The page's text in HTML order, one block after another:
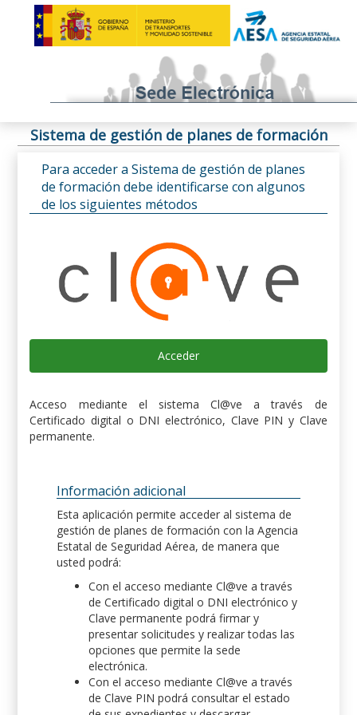
Sistema de gestión de planes de formación
Para acceder a Sistema de gestión de planes
de formación debe identificarse con algunos
de los siguientes métodos
Acceder
Acceso mediante el sistema Cl@ve a través de
Certificado digital o DNI electrónico, Clave PIN y Clave
permanente.
Información adicional
Esta aplicación permite acceder al sistema de
gestión de planes de formación con la Agencia
Estatal de Seguridad Aérea, de manera que
usted podrá:
Con el acceso mediante Cl@ve a través
de Certificado digital o DNI electrónico y
Clave permanente podrá firmar y
presentar solicitudes y realizar todas las
opciones que permite la sede
electrónica.
Con el acceso mediante Cl@ve a través
de Clave PIN podrá consultar el estado